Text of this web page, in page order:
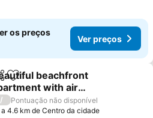
os preços
Ver preços
Adicionar aos favoritos
beachfront
with air
pool, and
in La Pineda
preços
/
Pontuação não disponível
a 4.6 km de Centro da cidade